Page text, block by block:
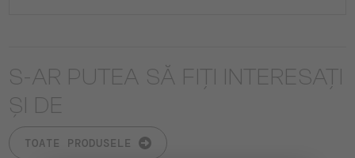
S-AR PUTEA SĂ FIȚI INTERESAȚI
ȘI DE
TOATE PRODUSELE